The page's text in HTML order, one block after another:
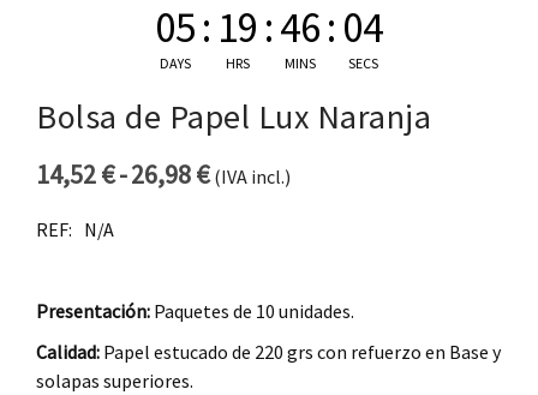
05
DAYS
: 19
HRS
:46
MINS
: 03
SECS
Bolsa de Papel Lux Naranja
14,52€-26,98€
Rango de precios: desde
(IVA incl.)
REF: N/A
Presentación: Paquetes de 10 unidades.
Calidad: Papel estucado de 220 grs con refuerzo en Base y
solapas superiores.